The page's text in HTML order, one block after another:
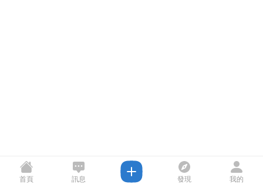
首頁 訊息 發現 我的